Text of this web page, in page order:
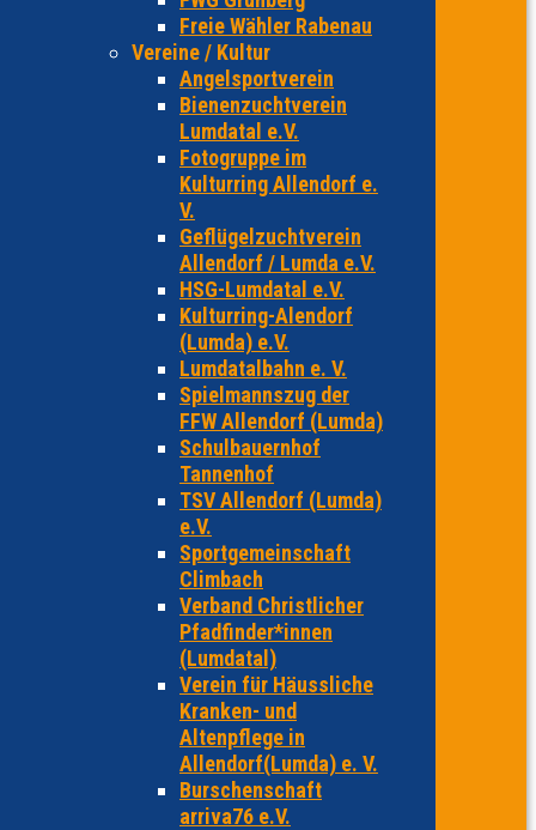
Freie Wähler Rabenau
Vereine / Kultur
Angelsportverein
Bienenzuchtverein
Lumdatal e.V.
Fotogruppe im
Kulturring Allendorf e.
V.
Geflügelzuchtverein
Allendorf / Lumda e.V.
HSG-Lumdatal e.V.
Kulturring-Alendorf
(Lumda) e.V.
Lumdatalbahn e. V.
Spielmannszug der
FFW Allendorf (Lumda)
Schulbauernhof
Tannenhof
TSV Allendorf (Lumda)
e.V.
Sportgemeinschaft
Climbach
Verband Christlicher
Pfadfinder*innen
(Lumdatal)
Verein für Häussliche
Kranken- und
Altenpflege in
Allendorf(Lumda) e. V.
Burschenschaft
arriva76 e.V.